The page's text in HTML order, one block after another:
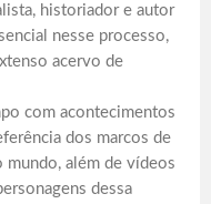
historiador e autor
nesse processo,
acervo de
com acontecimentos
dos marcos de
além de vídeos
dessa